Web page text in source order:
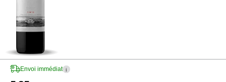
Envoi immédiat i